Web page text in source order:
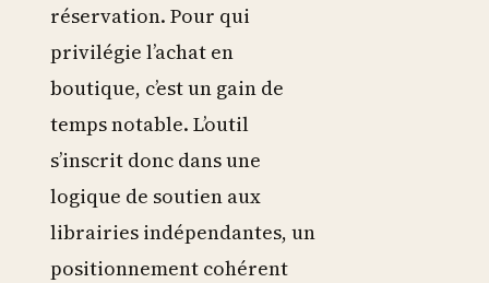
réservation. Pour qui
privilégie l’achat en
boutique, c’est un gain de
temps notable. L’outil
s’inscrit donc dans une
logique de soutien aux
librairies indépendantes, un
positionnement cohérent